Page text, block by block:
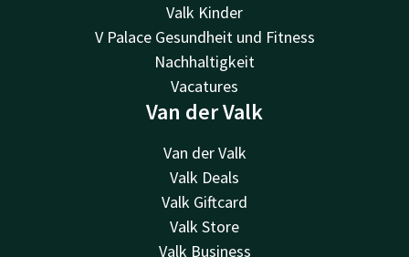
Valk Kinder
V Palace Gesundheit und Fitness
Nachhaltigkeit
Vacatures
Van der Valk
Van der Valk
Valk Deals
Valk Giftcard
Valk Store
Valk Business